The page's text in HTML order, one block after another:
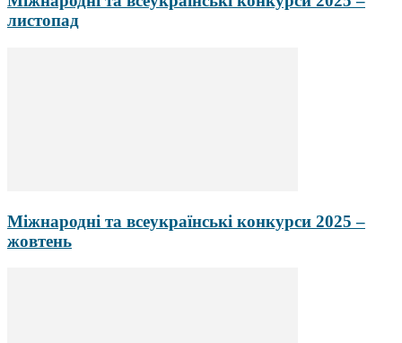
листопад
Міжнародні та всеукраїнські конкурси 2025 –
жовтень